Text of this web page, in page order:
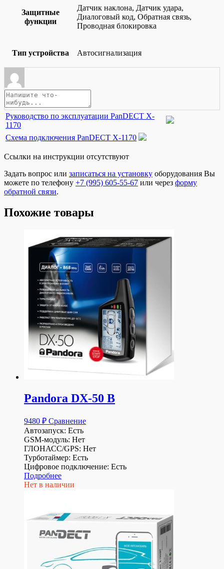
Защитные
функции
Датчик наклона, Датчик удара,
Диалоговый код, Обратная связь,
Проводная блокировка
Тип устройства Автосигнализация
Руководство по эксплуатации PanDECT X-
1170
Схема подключения PanDECT X-1170
Ссылки на инструкции отсутствуют
Задать вопрос или записаться на установку оборудования Вы
можете по телефону +7 (995) 605-55-67 или через форму
обратной связи.
Похожие товары
Pandora DX-50 B
9480 ₽ Сравнение
Автозапуск: Есть
GSM-модуль: Нет
ГЛОНАСС/GPS: Нет
Турботаймер: Есть
Цифровое подключение: Есть
Подробнее
Нет в наличии